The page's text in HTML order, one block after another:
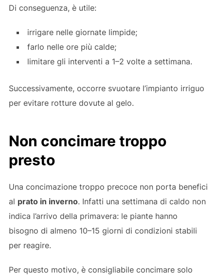
Di conseguenza, è utile:
irrigare nelle giornate limpide;
farlo nelle ore più calde;
limitare gli interventi a 1–2 volte a settimana.
Successivamente, occorre svuotare l’impianto irriguo
per evitare rotture dovute al gelo.
Non concimare troppo
presto
Una concimazione troppo precoce non porta benefici
al prato in inverno. Infatti una settimana di caldo non
indica l’arrivo della primavera: le piante hanno
bisogno di almeno 10–15 giorni di condizioni stabili
per reagire.
Per questo motivo, è consigliabile concimare solo